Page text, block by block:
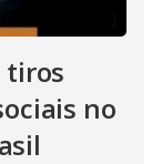
tiros
no